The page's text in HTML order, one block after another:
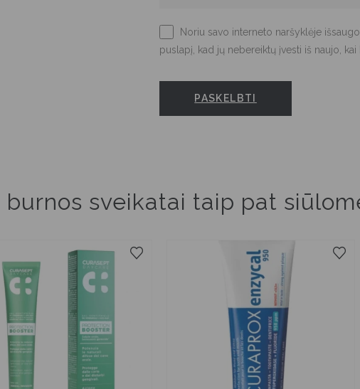
Noriu savo interneto naršyklėje
puslapį, kad jų nebereiktų įvesti iš naujo,
burnos sveikatai taip pat
75 ml 10 ml